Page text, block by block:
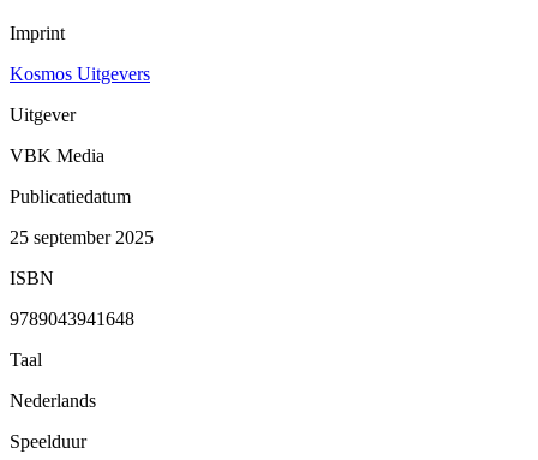
Imprint
Kosmos Uitgevers
Uitgever
VBK Media
Publicatiedatum
25 september 2025
ISBN
9789043941648
Taal
Nederlands
Speelduur